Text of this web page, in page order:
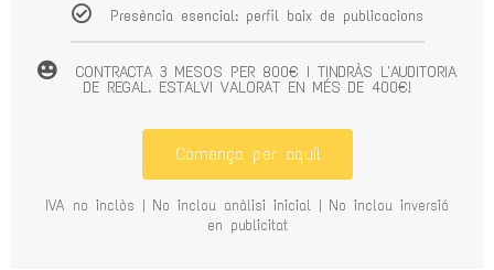
Presència esencial: perfil baix de publicacions
CONTRACTA 3 MESOS PER 800€ I TINDRÀS L'AUDITORIA
DE REGAL. ESTALVI VALORAT EN MÉS DE 400€!
Començo per aquí!
IVA no inclòs | No inclou anàlisi inicial | No inclou inversió
en publicitat